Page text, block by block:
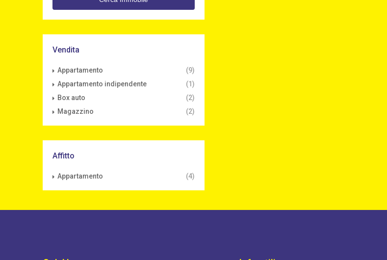
Vendita
Appartamento
(9)
Appartamento indipendente
(1)
Box auto
(2)
Magazzino
(2)
Affitto
Appartamento (4)